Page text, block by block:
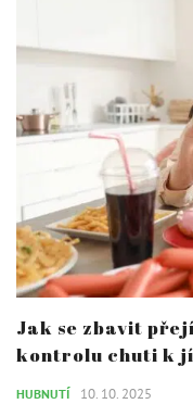
Jak se zbavit
kontrolu chuti k
HUBNUTÍ 10. 10. 2025